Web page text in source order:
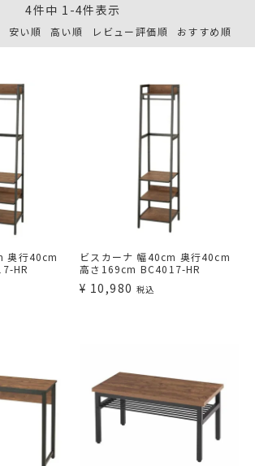
安い順 高い順 レビュー評価順 おすすめ順
4件中 1 -4件表示
奥行40cm
HR
ビスカーナ 幅40cm 奥行40cm
高さ169cm BC4017-HR
¥ 10,980 税込